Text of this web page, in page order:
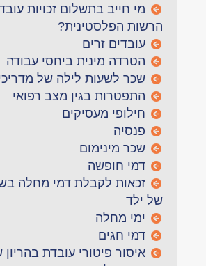
מי חייב בתשלום זכויות
הרשות הפלסטינית?
עובדים זרים
הטרדה מינית ביחסי עבודה
שכר לשעות לילה של
התפטרות בגין מצב רפואי
חילופי מעסיקים
פנסיה
שכר מינימום
דמי חופשה
זכאות לקבלת דמי מחלה
של ילד
ימי מחלה
דמי חגים